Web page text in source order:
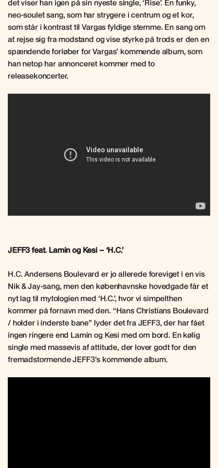
det viser han igen på sin nyeste single, ‘Rise’. En funky,
neo-soulet sang, som har strygere i centrum og et kor,
som står i kontrast til Vargas fyldige stemme. En sang om
at rejse sig fra modstand og vise styrke på trods er den en
spændende forløber for Vargas’ kommende album, som
han netop har annonceret kommer med to
releasekoncerter.
JEFF3 feat. Lamin og Kesi – ‘H.C.’
H.C. Andersens Boulevard er jo allerede foreviget i en vis
Nik & Jay-sang, men den københavnske hovedgade får et
nyt lag til mytologien med ‘H.C.’, hvor vi simpelthen
kommer på fornavn med den. “Hans Christians Boulevard
/ holder i inderste bane” lyder det fra JEFF3, der har fået
ingen ringere end Lamin og Kesi med om bord. En kølig
single med massevis af attitude, der lover godt for den
fremadstormende JEFF3’s kommende album.